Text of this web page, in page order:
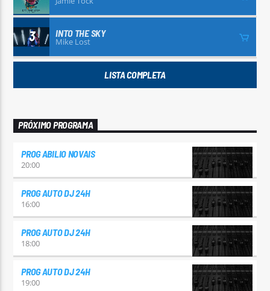
3 INTO THE SKY
Mike Lost
LISTA COMPLETA
PRÓXIMO PROGRAMA
PROG ABILIO NOVAIS
20:00
PROG AUTO DJ 24H
16:00
PROG AUTO DJ 24H
18:00
PROG AUTO DJ 24H
19:00